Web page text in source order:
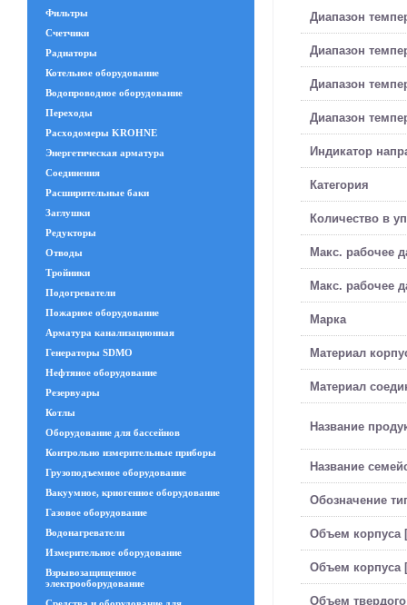
Фильтры
Счетчики
Радиаторы
Котельное оборудование
Водопроводное оборудование
Переходы
Расходомеры KROHNE
Энергетическая арматура
Соединения
Расширительные баки
Заглушки
Редукторы
Отводы
Тройники
Подогреватели
Пожарное оборудование
Арматура канализационная
Генераторы SDMO
Нефтяное оборудование
Резервуары
Котлы
Оборудование для бассейнов
Контрольно измерительные приборы
Грузоподъемное оборудование
Вакуумное, криогенное оборудование
Газовое оборудование
Водонагреватели
Измерительное оборудование
Взрывозащищенное
электрооборудование
Диапазон
Диапазон
Диапазон
Диапазон
Индикатор
Категория
Количество в
Макс. рабочее
Макс. рабочее
Марка
Материал
Материал
Название
Название
Обозначение
Объем корпуса
Объем
Объем